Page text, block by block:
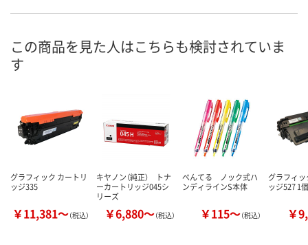
カゴへ
この商品を見た人はこちらも検討されていま
す
グラフィック カートリ
ッジ335
￥11,381～（税込）
キヤノン（純正） トナ
ーカートリッジ045シ
リーズ
￥6,880～（税込）
ぺんてる ノック式ハ
ンディラインS本体
￥115～（税込）
グラフィ
ッジ527 1個
￥